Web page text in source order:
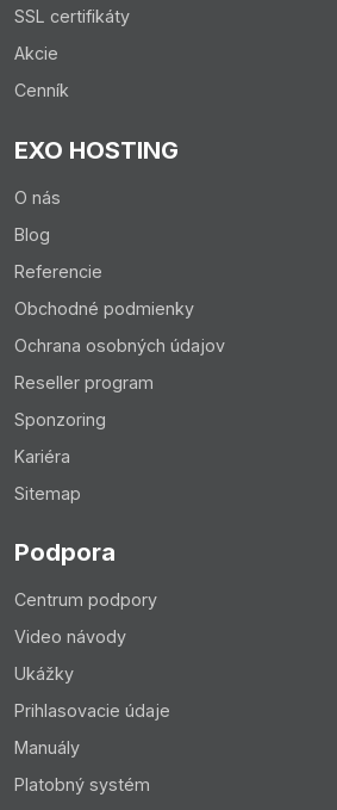
SSL certifikáty
Akcie
Cenník
EXO HOSTING
O nás
Blog
Referencie
Obchodné podmienky
Ochrana osobných údajov
Reseller program
Sponzoring
Kariéra
Sitemap
Podpora
Centrum podpory
Video návody
Ukážky
Prihlasovacie údaje
Manuály
Platobný systém